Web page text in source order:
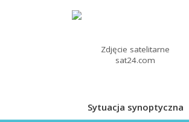
Zdjęcie satelitarne
sat24.com
Sytuacja synoptyczna